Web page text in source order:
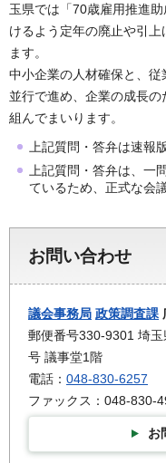
玉県では「70歳雇用推進
けるよう定年の廃止や引
ます。
中小企業の人材確保と、
並行で進め、企業の成長
組んでまいります。
上記質問・答弁は速報版
上記質問・答弁は、一
ているため、正式な会
お問い合わせ
議会事務局 政策調査課
郵便番号330-9301 埼
号 議事堂1階
電話： 048-830-6257
ファックス：048-830-
お